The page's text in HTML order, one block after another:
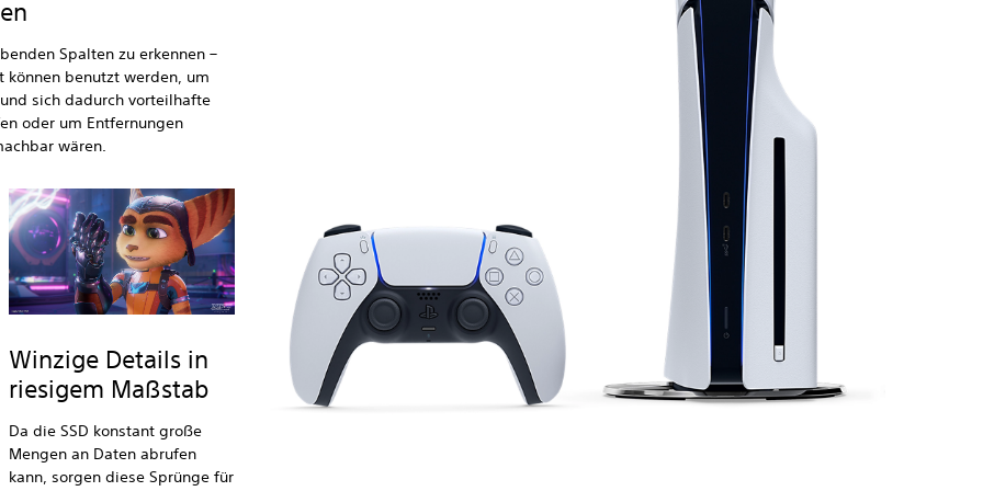
Spalten zu erkennen –
benutzt werden, um
sich dadurch vorteilhafte
oder um Entfernungen
wären.
Winzige Details in
riesigem Maßstab
Da die SSD konstant große
Mengen an Daten abrufen
kann, sorgen diese Sprünge für